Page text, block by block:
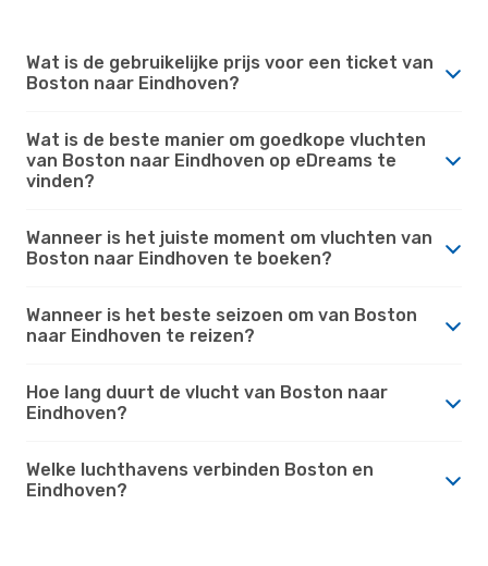
Wat is de gebruikelijke prijs voor een ticket van
Boston naar Eindhoven?
Wat is de beste manier om goedkope vluchten
van Boston naar Eindhoven op eDreams te
vinden?
Wanneer is het juiste moment om vluchten van
Boston naar Eindhoven te boeken?
Wanneer is het beste seizoen om van Boston
naar Eindhoven te reizen?
Hoe lang duurt de vlucht van Boston naar
Eindhoven?
Welke luchthavens verbinden Boston en
Eindhoven?